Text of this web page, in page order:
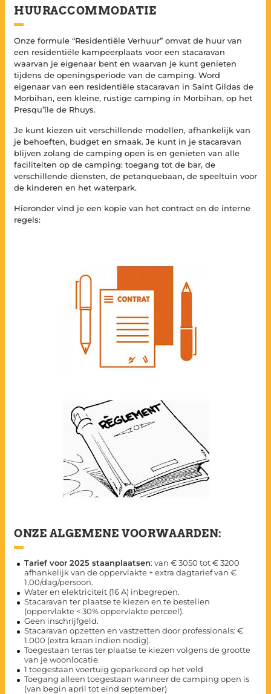
HUURACCOMMODATIE
Onze formule “Residentiële Verhuur” omvat de huur van
een residentiële kampeerplaats voor een stacaravan
waarvan je eigenaar bent en waarvan je kunt genieten
tijdens de openingsperiode van de camping. Word
eigenaar van een residentiële stacaravan in Saint Gildas de
Morbihan, een kleine, rustige camping in Morbihan, op het
Presqu’île de Rhuys.
Je kunt kiezen uit verschillende modellen, afhankelijk van
je behoeften, budget en smaak. Je kunt in je stacaravan
blijven zolang de camping open is en genieten van alle
faciliteiten op de camping: toegang tot de bar, de
verschillende diensten, de petanquebaan, de speeltuin voor
de kinderen en het waterpark.
Hieronder vind je een kopie van het contract en de interne
regels:
ONZE ALGEMENE VOORWAARDEN:
Tarief voor 2025 staanplaatsen: van € 3050 tot € 3200
afhankelijk van de oppervlakte + extra dagtarief van €
1,00/dag/persoon.
Water en elektriciteit (16 A) inbegrepen.
Stacaravan ter plaatse te kiezen en te bestellen
(oppervlakte < 30% oppervlakte perceel).
Geen inschrijfgeld.
Stacaravan opzetten en vastzetten door professionals: €
1.000 (extra kraan indien nodig).
Toegestaan terras ter plaatse te kiezen volgens de grootte
van je woonlocatie.
1 toegestaan voertuig geparkeerd op het veld
Toegang alleen toegestaan wanneer de camping open is
(van begin april tot eind september)